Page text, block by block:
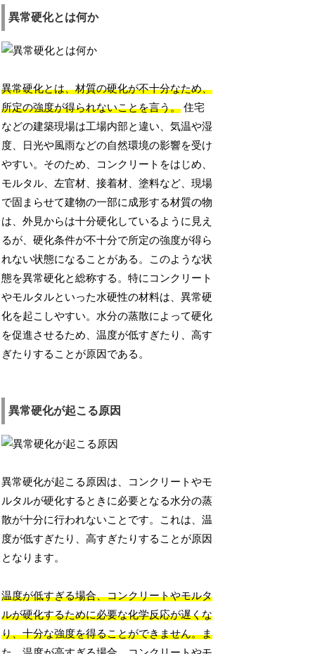
異常硬化とは何か
異常硬化とは、材質の硬化が不十分なため、
所定の強度が得られないことを言う。 住宅
などの建築現場は工場内部と違い、気温や湿
度、日光や風雨などの自然環境の影響を受け
やすい。そのため、コンクリートをはじめ、
モルタル、左官材、接着材、塗料など、現場
で固まらせて建物の一部に成形する材質の物
は、外見からは十分硬化しているように見え
るが、硬化条件が不十分で所定の強度が得ら
れない状態になることがある。このような状
態を異常硬化と総称する。特にコンクリート
やモルタルといった水硬性の材料は、異常硬
化を起こしやすい。水分の蒸散によって硬化
を促進させるため、温度が低すぎたり、高す
ぎたりすることが原因である。
異常硬化が起こる原因
異常硬化が起こる原因は、コンクリートやモ
ルタルが硬化するときに必要となる水分の蒸
散が十分に行われないことです。これは、温
度が低すぎたり、高すぎたりすることが原因
となります。
温度が低すぎる場合、コンクリートやモルタ
ルが硬化するために必要な化学反応が遅くな
り、十分な強度を得ることができません。ま